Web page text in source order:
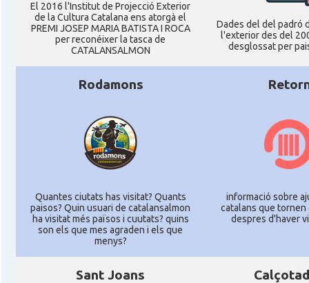
El 2016 l'Institut de Projecció Exterior
de la Cultura Catalana ens atorgà el
PREMI JOSEP MARIA BATISTA I ROCA
per reconéixer la tasca de
CATALANSALMON
Dades del del padró
l'exterior des del
desglossat per
Rodamons
Quantes ciutats has visitat? Quants
paisos? Quin usuari de catalansalmon
ha visitat més països i cuutats? quins
son els que mes agraden i els que
menys?
informació sobre
catalans que tornen
despres d'haver
Sant Joans